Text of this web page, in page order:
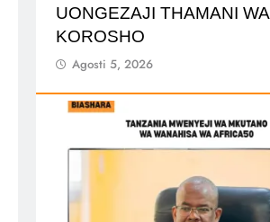
UONGEZAJI THAMANI WA
KOROSHO
Agosti 5, 2026